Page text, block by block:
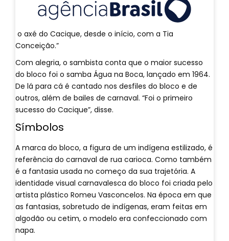
o axé do Cacique, desde o início, com a Tia
Conceição.”
Com alegria, o sambista conta que o maior sucesso
do bloco foi o samba Água na Boca, lançado em 1964.
De lá para cá é cantado nos desfiles do bloco e de
outros, além de bailes de carnaval. “Foi o primeiro
sucesso do Cacique”, disse.
Símbolos
A marca do bloco, a figura de um indígena estilizado, é
referência do carnaval de rua carioca. Como também
é a fantasia usada no começo da sua trajetória. A
identidade visual carnavalesca do bloco foi criada pelo
artista plástico Romeu Vasconcelos. Na época em que
as fantasias, sobretudo de indígenas, eram feitas em
algodão ou cetim, o modelo era confeccionado com
napa.